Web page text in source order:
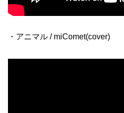
・アニマル / miComet(cover)